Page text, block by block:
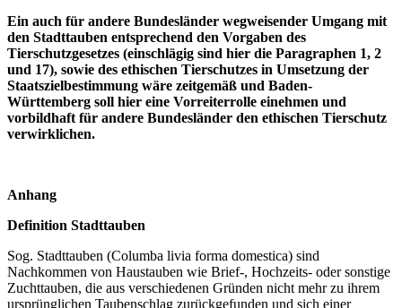
Ein auch für andere Bundesländer wegweisender Umgang mit
den Stadttauben entsprechend den Vorgaben des
Tierschutzgesetzes (einschlägig sind hier die Paragraphen 1, 2
und 17), sowie des ethischen Tierschutzes in Umsetzung der
Staatszielbestimmung wäre zeitgemäß und Baden-
Württemberg soll hier eine Vorreiterrolle einehmen und
vorbildhaft für andere Bundesländer den ethischen Tierschutz
verwirklichen.
Anhang
Definition Stadttauben
Sog. Stadttauben (Columba livia forma domestica) sind
Nachkommen von Haustauben wie Brief-, Hochzeits- oder sonstige
Zuchttauben, die aus verschiedenen Gründen nicht mehr zu ihrem
ursprünglichen Taubenschlag zurückgefunden und sich einer